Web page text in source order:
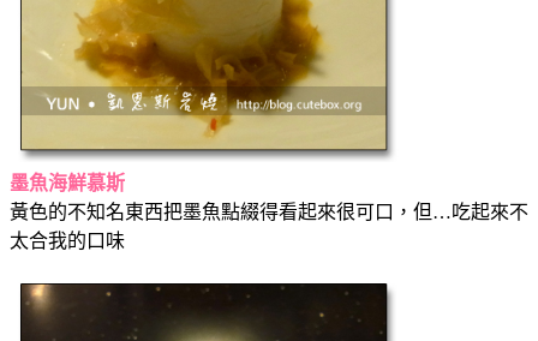
墨魚海鮮慕斯
黃色的不知名東西把墨魚點綴得看起來很可口，但…吃起來不
太合我的口味